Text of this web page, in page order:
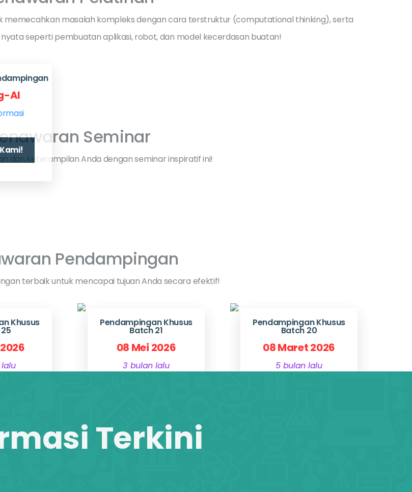
memecahkan masalah kompleks dengan cara terstruktur (computational thinking), serta
seperti pembuatan aplikasi, robot, dan model kecerdasan buatan!
AI
Seminar
dan keterampilan Anda dengan seminar inspiratif ini!
Pendampingan
terbaik untuk mencapai tujuan Anda secara efektif!
Khusus Pendampingan Khusus
Batch 21
08 Mei 2026
3 bulan lalu
Pendampingan Khusus
Batch 20
08 Maret 2026
5 bulan lalu
Terkini